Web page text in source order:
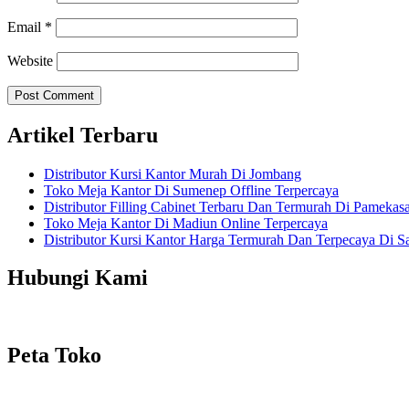
Email *
Website
Artikel Terbaru
Distributor Kursi Kantor Murah Di Jombang
Toko Meja Kantor Di Sumenep Offline Terpercaya
Distributor Filling Cabinet Terbaru Dan Termurah Di
Toko Meja Kantor Di Madiun Online Terpercaya
Distributor Kursi Kantor Harga Termurah Dan Terpecaya Di
Hubungi Kami
Peta Toko